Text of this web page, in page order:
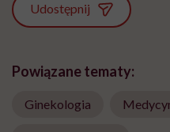
Udostępnij
Powiązane tematy:
Ginekologia